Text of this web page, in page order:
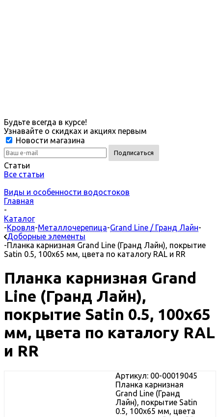
Будьте всегда в курсе!
Узнавайте о скидках и акциях первым
Новости магазина
Статьи
Все статьи
Виды и особенности водостоков
Главная
-
Каталог
-Кровля-Металлочерепица-Grand Line / Гранд Лайн-
Доборные элементы
-Планка карнизная Grand Line (Гранд Лайн), покрытие
Satin 0.5, 100х65 мм, цвета по каталогу RAL и RR
Планка карнизная Grand
Line (Гранд Лайн),
покрытие Satin 0.5, 100х65
мм, цвета по каталогу RAL
и RR
Артикул: 00-00019045
Планка карнизная
Grand Line (Гранд
Лайн), покрытие Satin
0.5, 100х65 мм, цвета